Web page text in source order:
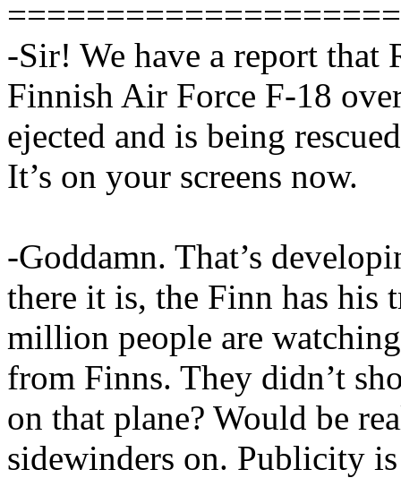
-Sir! We have a report that
Finnish Air Force F-18
ejected and is being
It’s on your screens now.
-Goddamn. That’s
there it is, the Finn has his
million people are
from Finns. They didn’t
on that plane? Would be
sidewinders on. Publicity